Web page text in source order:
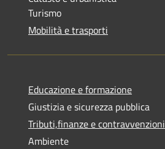
Turismo
Mobilità e trasporti
Educazione e formazione
Giustizia e sicurezza pubblica
Tributi,finanze e contravvenzioni
Ambiente